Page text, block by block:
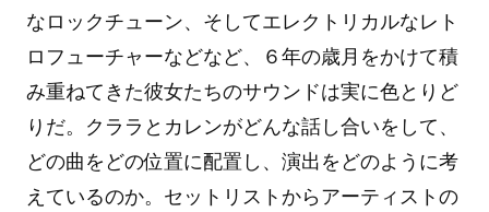
なロックチューン、そしてエレクトリカルなレト
ロフューチャーなどなど、６年の歳月をかけて積
み重ねてきた彼女たちのサウンドは実に色とりど
りだ。クララとカレンがどんな話し合いをして、
どの曲をどの位置に配置し、演出をどのように考
えているのか。セットリストからアーティストの